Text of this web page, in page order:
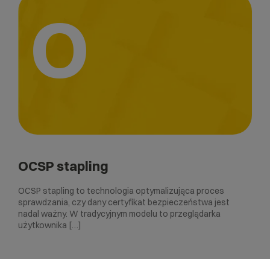
O
OCSP stapling
OCSP stapling to technologia optymalizująca proces
sprawdzania, czy dany certyfikat bezpieczeństwa jest
nadal ważny. W tradycyjnym modelu to przeglądarka
użytkownika […]